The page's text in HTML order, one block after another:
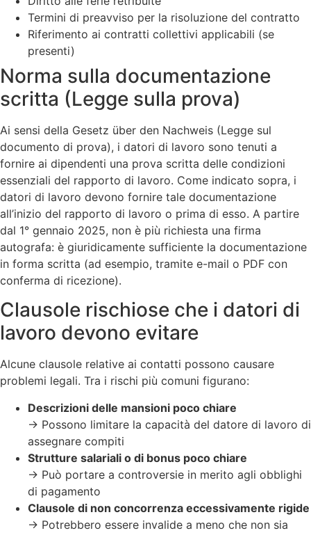
Termini di preavviso per la risoluzione del contratto
Riferimento ai contratti collettivi applicabili (se
presenti)
Norma sulla documentazione
scritta (Legge sulla prova)
Ai sensi della Gesetz über den Nachweis (Legge sul
documento di prova), i datori di lavoro sono tenuti a
fornire ai dipendenti una prova scritta delle condizioni
essenziali del rapporto di lavoro. Come indicato sopra, i
datori di lavoro devono fornire tale documentazione
all’inizio del rapporto di lavoro o prima di esso. A partire
dal 1° gennaio 2025, non è più richiesta una firma
autografa: è giuridicamente sufficiente la documentazione
in forma scritta (ad esempio, tramite e-mail o PDF con
conferma di ricezione).
Clausole rischiose che i datori di
lavoro devono evitare
Alcune clausole relative ai contatti possono causare
problemi legali. Tra i rischi più comuni figurano:
Descrizioni delle mansioni poco chiare
→ Possono limitare la capacità del datore di lavoro di
assegnare compiti
Strutture salariali o di bonus poco chiare
→ Può portare a controversie in merito agli obblighi
di pagamento
Clausole di non concorrenza eccessivamente rigide
→ Potrebbero essere invalide a meno che non sia